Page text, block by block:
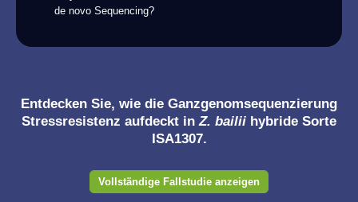
de novo Sequencing?
Entdecken Sie, wie die Ganzgenomsequenzierung
Stressresistenz aufdeckt inZ. bailii hybride Sorte
ISA1307.
Vollständige Fallstudie anzeigen